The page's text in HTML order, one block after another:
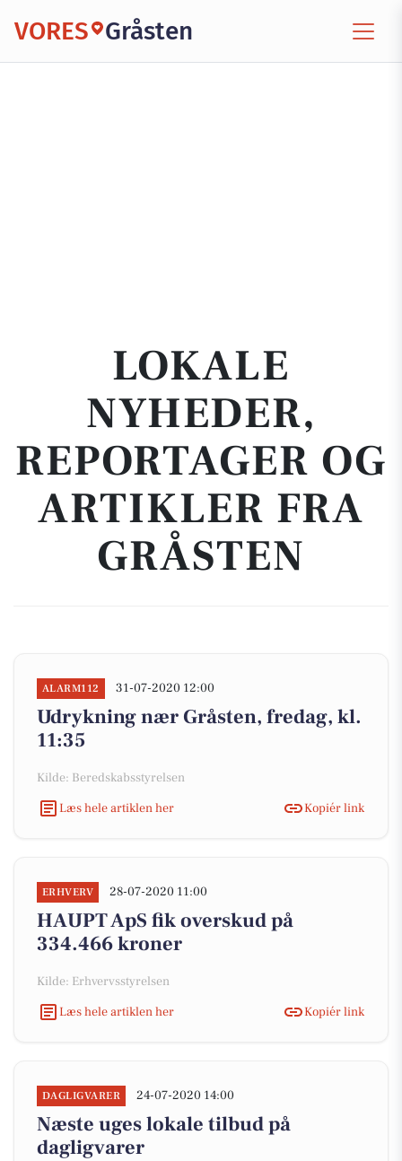
VORES Gråsten
LOKALE
NYHEDER,
REPORTAGER OG
ARTIKLER FRA
GRÅSTEN
ALARM112 31-07-2020 12:00
Udrykning nær Gråsten, fredag, kl.
11:35
Kilde: Beredskabsstyrelsen
Læs hele artiklen her
Kopiér link
ERHVERV 28-07-2020 11:00
HAUPT ApS fik overskud på
334.466 kroner
Kilde: Erhvervsstyrelsen
Læs hele artiklen her
Kopiér link
DAGLIGVARER 24-07-2020 14:00
Næste uges lokale tilbud på
dagligvarer